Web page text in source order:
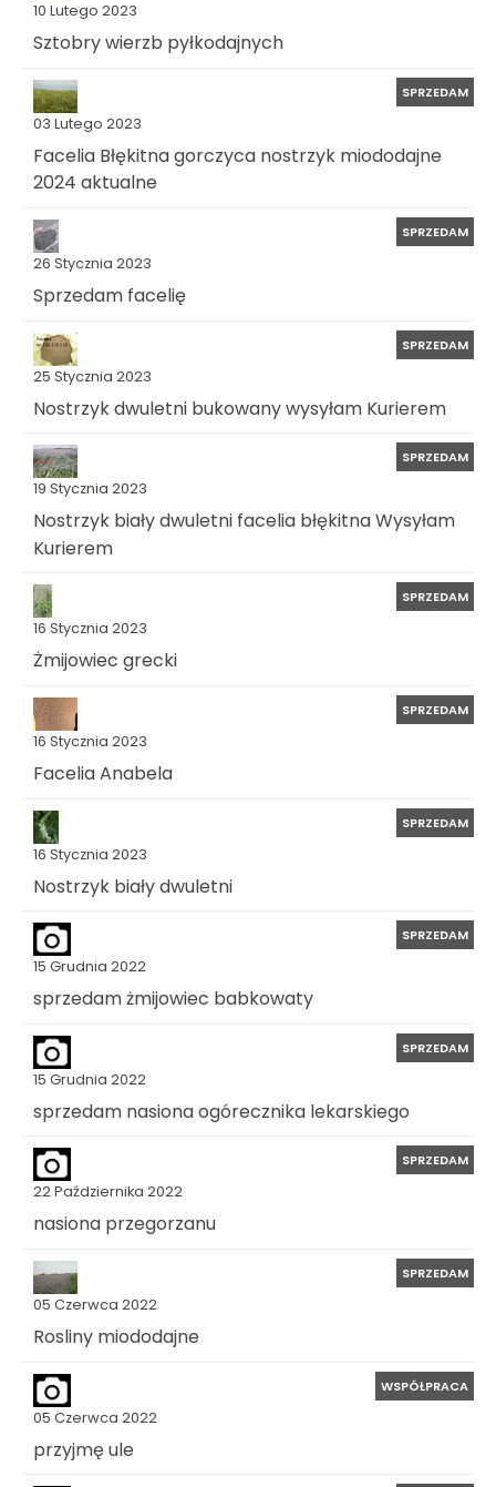
10 Lutego 2023
Sztobry wierzb pyłkodajnych
03 Lutego 2023
SPRZEDAM
Facelia Błękitna gorczyca nostrzyk miododajne
2024 aktualne
26 Stycznia 2023
SPRZEDAM
Sprzedam facelię
25 Stycznia 2023
SPRZEDAM
Nostrzyk dwuletni bukowany wysyłam Kurierem
19 Stycznia 2023
SPRZEDAM
Nostrzyk biały dwuletni facelia błękitna Wysyłam
Kurierem
16 Stycznia 2023
SPRZEDAM
Żmijowiec grecki
16 Stycznia 2023
SPRZEDAM
Facelia Anabela
16 Stycznia 2023
SPRZEDAM
Nostrzyk biały dwuletni
15 Grudnia 2022
SPRZEDAM
sprzedam żmijowiec babkowaty
15 Grudnia 2022
SPRZEDAM
sprzedam nasiona ogórecznika lekarskiego
22 Października 2022
SPRZEDAM
nasiona przegorzanu
05 Czerwca 2022
SPRZEDAM
Rosliny miododajne
05 Czerwca 2022
WSPÓŁPRACA
przyjmę ule